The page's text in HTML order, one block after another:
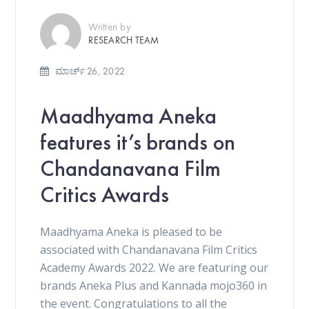
Written by
RESEARCH TEAM
ಮಾರ್ಚ್ 26, 2022
Maadhyama Aneka
features it’s brands on
Chandanavana Film
Critics Awards
Maadhyama Aneka is pleased to be
associated with Chandanavana Film Critics
Academy Awards 2022. We are featuring our
brands Aneka Plus and Kannada mojo360 in
the event. Congratulations to all the